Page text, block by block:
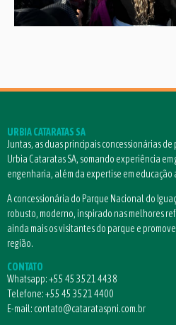
URBIA CATARATAS SA
Juntas, as duas principais concessionárias
Urbia Cataratas SA, somando experiência
engenharia, além da expertise em
A concessionária do Parque Nacional do
robusto, moderno, inspirado nas melhores
ainda mais os visitantes do parque e
região.
CONTATO
Whatsapp:+55 45 3521 4438
Telefone:+55 45 3521 4400
E-mail: contato@catarataspni.com.br